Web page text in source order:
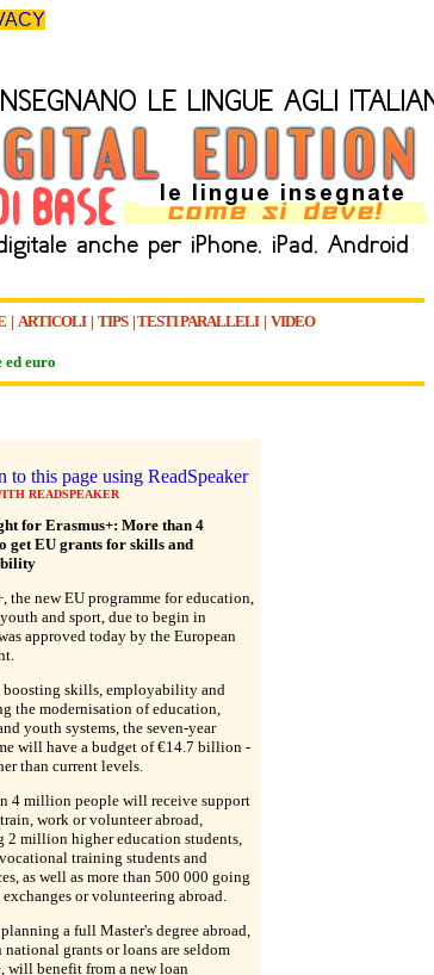
| ARTICOLI| TIPS|TESTI PARALLELI| VIDEO
euro
READSPEAKER
for Erasmus+: More than 4
get EU grants for skills and
the new EU programme for education,
and sport, due to begin in
approved today by the European
boosting skills, employability and
the modernisation of education,
youth systems, the seven-year
will have a budget of €14.7 billion -
than current levels.
4 million people will receive support
work or volunteer abroad,
2 million higher education students,
training students and
as well as more than 500 000 going
or volunteering abroad.
a full Master's degree abroad,
grants or loans are seldom
will benefit from a new loan